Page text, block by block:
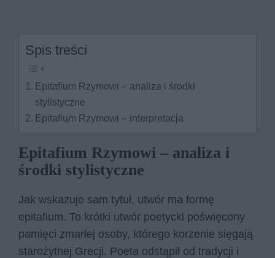
Spis treści
Epitafium Rzymowi – analiza i środki
stylistyczne
Epitafium Rzymowi – interpretacja
Epitafium Rzymowi – analiza i
środki stylistyczne
Jak wskazuje sam tytuł, utwór ma formę
epitafium. To krótki utwór poetycki poświęcony
pamięci zmarłej osoby, którego korzenie sięgają
starożytnej Grecji. Poeta odstąpił od tradycji i